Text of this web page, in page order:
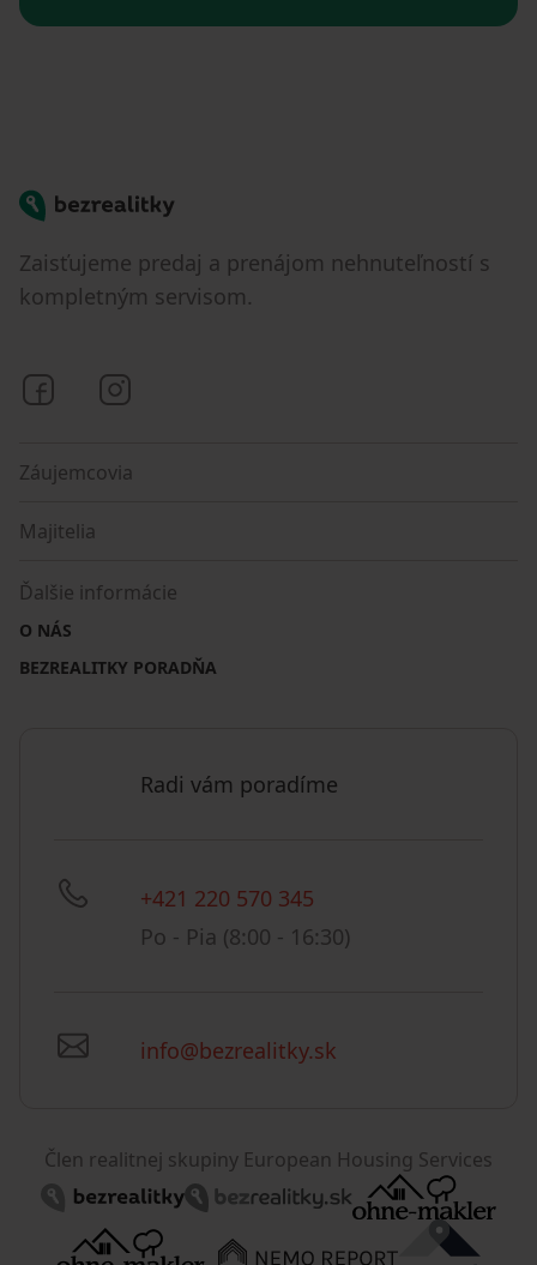
Bezrealitky
Zaisťujeme predaj a prenájom nehnuteľností s
kompletným servisom.
Bezrealitky na Facebooku
Záujemcovia
Majitelia
Ďalšie informácie
O NÁS
BEZREALITKY PORADŇA
Radi vám poradíme
+421 220 570 345
Po - Pia (8:00 - 16:30)
info@bezrealitky.sk
Člen realitnej skupiny European Housing Services